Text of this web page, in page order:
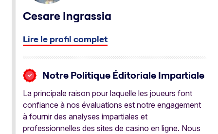
Cesare Ingrassia
Lire le profil complet
Notre Politique Éditoriale Impartiale
La principale raison pour laquelle les joueurs font
confiance à nos évaluations est notre engagement
à fournir des analyses impartiales et
professionnelles des sites de casino en ligne. Nous